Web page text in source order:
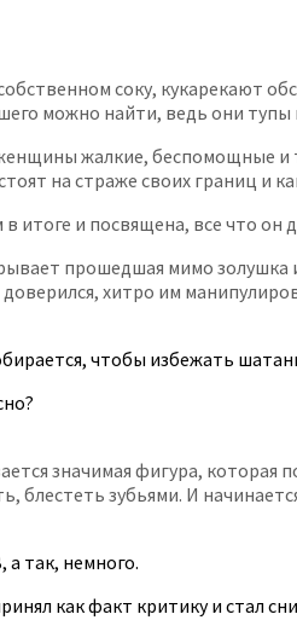
соку, кукарекают
можно найти, ведь они
жалкие, беспомощные
на страже своих границ и
и посвящена, все что он
прошедшая мимо золушка
хитро им
чтобы избежать
значимая фигура, которая
блестеть зубьями. И
так, немного.
как факт критику и стал